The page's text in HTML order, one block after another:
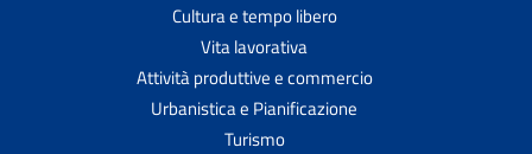
Cultura e tempo libero
Vita lavorativa
Attività produttive e commercio
Urbanistica e Pianificazione
Turismo